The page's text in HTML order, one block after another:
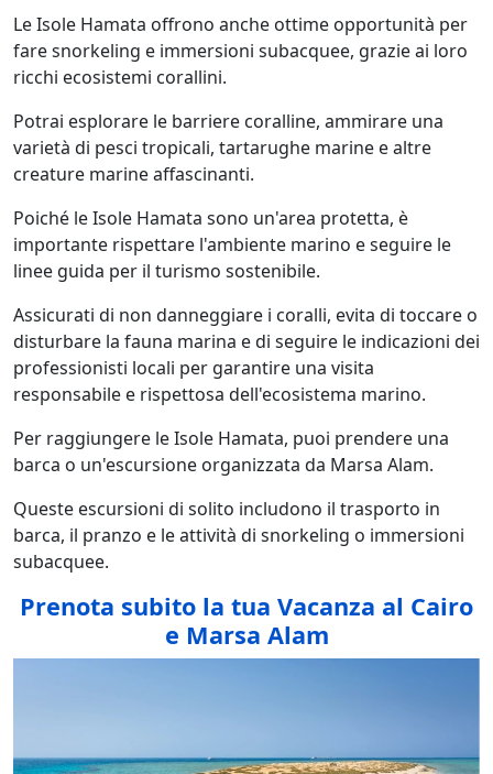
Le Isole Hamata offrono anche ottime opportunità per
fare snorkeling e immersioni subacquee, grazie ai loro
ricchi ecosistemi corallini.
Potrai esplorare le barriere coralline, ammirare una
varietà di pesci tropicali, tartarughe marine e altre
creature marine affascinanti.
Poiché le Isole Hamata sono un'area protetta, è
importante rispettare l'ambiente marino e seguire le
linee guida per il turismo sostenibile.
Assicurati di non danneggiare i coralli, evita di toccare o
disturbare la fauna marina e di seguire le indicazioni dei
professionisti locali per garantire una visita
responsabile e rispettosa dell'ecosistema marino.
Per raggiungere le Isole Hamata, puoi prendere una
barca o un'escursione organizzata da Marsa Alam.
Queste escursioni di solito includono il trasporto in
barca, il pranzo e le attività di snorkeling o immersioni
subacquee.
Prenota subito la tua Vacanza al Cairo
e Marsa Alam